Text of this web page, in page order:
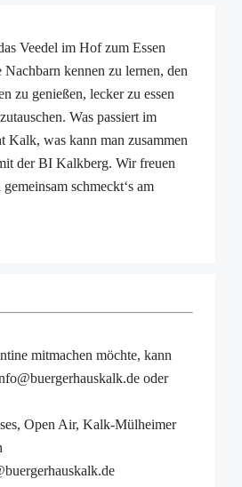
Veedel im Hof zum Essen
kennen zu lernen, den
zu genießen, lecker zu essen
Was passiert im
Kalk, was kann man zusammen
der BI Kalkberg. Wir freuen
schmeckt‘s am
mitmachen möchte, kann
oder
Open Air, Kalk-Mülheimer